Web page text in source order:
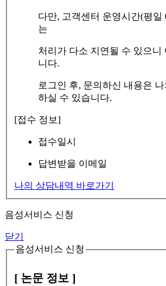
다만, 고객센터 운영시간(평일
는
처리가 다소 지연될 수 있으니
니다.
로그인 후, 문의하신 내용은
하실 수 있습니다.
[접수 정보]
접수일시
답변받을 이메일
나의 상담내역 바로가기
음성서비스 신청
닫기
음성서비스 신청
[ 논문 정보 ]